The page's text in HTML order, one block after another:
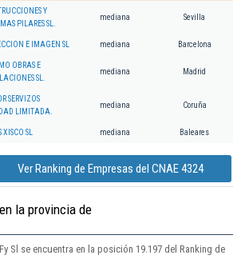
Y
PILARES SL.
mediana Sevilla
E IMAGEN SL mediana Barcelona
OBRAS E
SL.
mediana Madrid
SERVIZOS
LIMITADA.
mediana Coruña
XISCO SL mediana Baleares
Ver Ranking de Empresas del CNAE 4324
en la provincia de
Sl se encuentra en la posición 19.197 del Ranking de